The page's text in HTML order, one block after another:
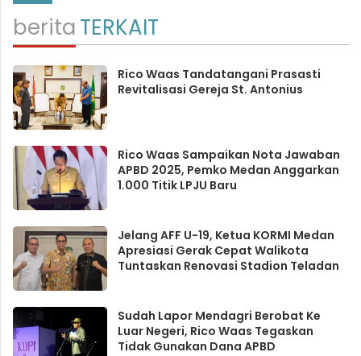
beritaTERKAIT
Rico Waas Tandatangani Prasasti
Revitalisasi Gereja St. Antonius
Rico Waas Sampaikan Nota Jawaban
APBD 2025, Pemko Medan Anggarkan
1.000 Titik LPJU Baru
Jelang AFF U-19, Ketua KORMI Medan
Apresiasi Gerak Cepat Walikota
Tuntaskan Renovasi Stadion Teladan
Sudah Lapor Mendagri Berobat Ke
Luar Negeri, Rico Waas Tegaskan
Tidak Gunakan Dana APBD